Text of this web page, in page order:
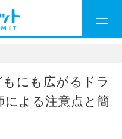
にも広がるドラ
による注意点と簡